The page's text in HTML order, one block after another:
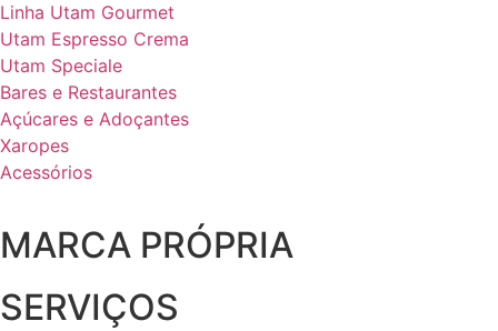
Linha Utam Gourmet
Utam Espresso Crema
Utam Speciale
Bares e Restaurantes
Açúcares e Adoçantes
Xaropes
Acessórios
MARCA PRÓPRIA
SERVIÇOS